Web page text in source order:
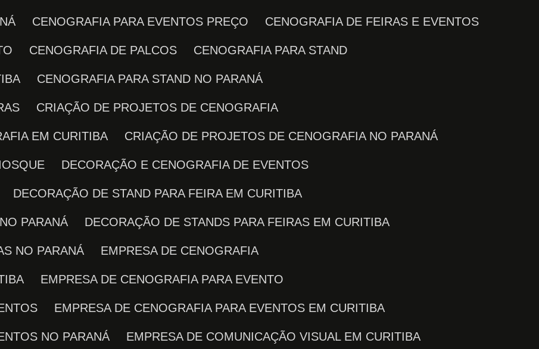
CENOGRAFIA PARA EVENTOS PREÇO CENOGRAFIA DE FEIRAS E EVENTOS
CENOGRAFIA DE PALCOS CENOGRAFIA PARA STAND
CENOGRAFIA PARA STAND NO PARANÁ
CRIAÇÃO DE PROJETOS DE CENOGRAFIA
EM CURITIBA CRIAÇÃO DE PROJETOS DE CENOGRAFIA NO PARANÁ
DECORAÇÃO E CENOGRAFIA DE EVENTOS
DECORAÇÃO DE STAND PARA FEIRA EM CURITIBA
PARANÁ DECORAÇÃO DE STANDS PARA FEIRAS EM CURITIBA
NO PARANÁ EMPRESA DE CENOGRAFIA
EMPRESA DE CENOGRAFIA PARA EVENTO
EMPRESA DE CENOGRAFIA PARA EVENTOS EM CURITIBA
NO PARANÁ EMPRESA DE COMUNICAÇÃO VISUAL EM CURITIBA